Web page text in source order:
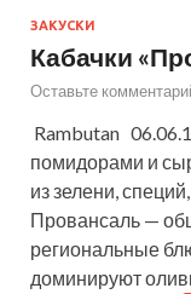
ЗАКУСКИ
Кабачки
Оставьте
Rambutan
помидорами и
из зелени,
Провансаль —
региональные
доминируют